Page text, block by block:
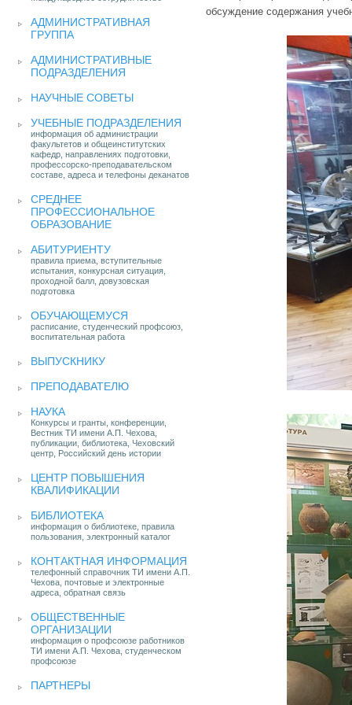
АДМИНИСТРАТИВНАЯ
ГРУППА
АДМИНИСТРАТИВНЫЕ
ПОДРАЗДЕЛЕНИЯ
НАУЧНЫЕ СОВЕТЫ
УЧЕБНЫЕ ПОДРАЗДЕЛЕНИЯ
информация об администрации
факультетов и общеинститутских
кафедр, направлениях подготовки,
профессорско-преподавательском
составе, адреса и телефоны деканатов
СРЕДНЕЕ
ПРОФЕССИОНАЛЬНОЕ
ОБРАЗОВАНИЕ
АБИТУРИЕНТУ
правила приема, вступительные
испытания, конкурсная ситуация,
проходной балл, довузовская
подготовка
ОБУЧАЮЩЕМУСЯ
расписание, студенческий профсоюз,
воспитательная работа
ВЫПУСКНИКУ
ПРЕПОДАВАТЕЛЮ
НАУКА
Конкурсы и гранты, конференции,
Вестник ТИ имени А.П. Чехова,
публикации, библиотека, Чеховский
центр, Российский день истории
ЦЕНТР ПОВЫШЕНИЯ
КВАЛИФИКАЦИИ
БИБЛИОТЕКА
информация о библиотеке, правила
пользования, электронный каталог
КОНТАКТНАЯ ИНФОРМАЦИЯ
телефонный справочник ТИ имени А.П.
Чехова, почтовые и электронные
адреса, обратная связь
ОБЩЕСТВЕННЫЕ
ОРГАНИЗАЦИИ
информация о профсоюзе работников
ТИ имени А.П. Чехова, студенческом
профсоюзе
ПАРТНЕРЫ
обсуждение содержания